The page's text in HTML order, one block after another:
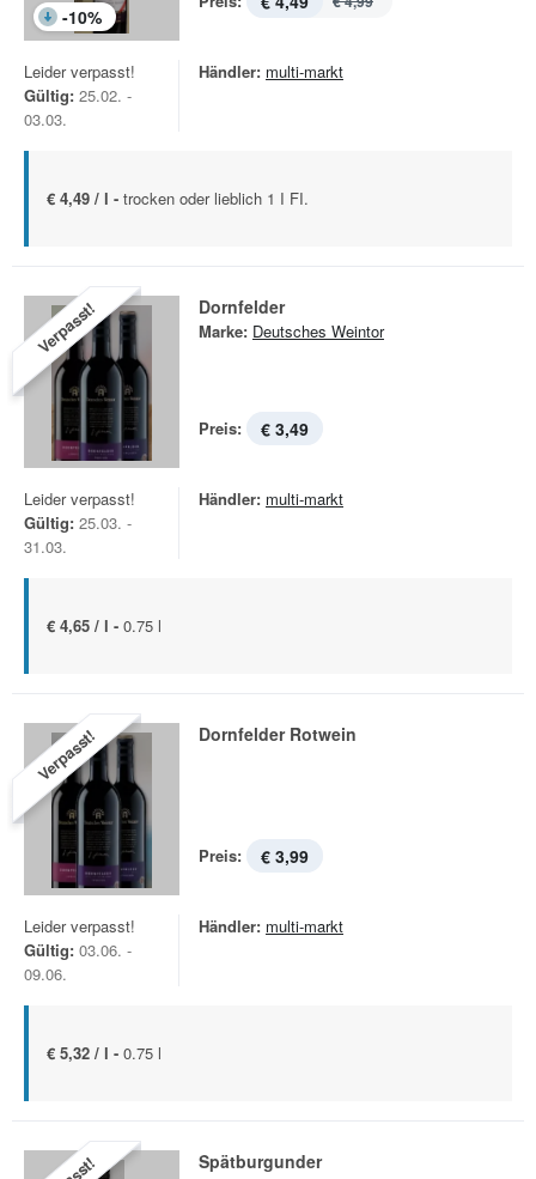
-10%
Leider verpasst!
Gültig: 25.02. -
03.03.
Händler: multi-markt
€ 4,49 / l - trocken oder lieblich 1 I FI.
Verpasst! Dornfelder
Marke: Deutsches Weintor
Preis: € 3,49
Leider verpasst!
Gültig: 25.03. -
31.03.
Händler: multi-markt
€ 4,65 / l - 0.75 l
Verpasst! Dornfelder Rotwein
Preis: € 3,99
Leider verpasst!
Gültig: 03.06. -
09.06.
Händler: multi-markt
€ 5,32 / l - 0.75 l
Spätburgunder